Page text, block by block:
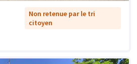
Non retenue par le tri
citoyen